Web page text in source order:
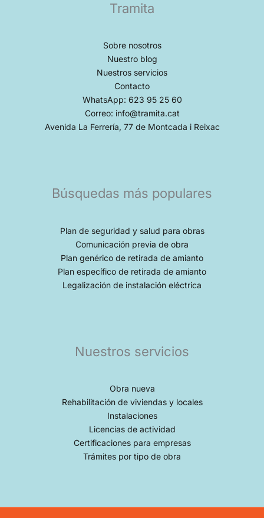
Tramita
Sobre nosotros
Nuestro blog
Nuestros servicios
Contacto
WhatsApp: 623 95 25 60
Correo: info@tramita.cat
Avenida La Ferrería, 77 de Montcada i Reixac
Búsquedas más populares
Plan de seguridad y salud para obras
Comunicación previa de obra
Plan genérico de retirada de amianto
Plan específico de retirada de amianto
Legalización de instalación eléctrica
Nuestros servicios
Obra nueva
Rehabilitación de viviendas y locales
Instalaciones
Licencias de actividad
Certificaciones para empresas
Trámites por tipo de obra